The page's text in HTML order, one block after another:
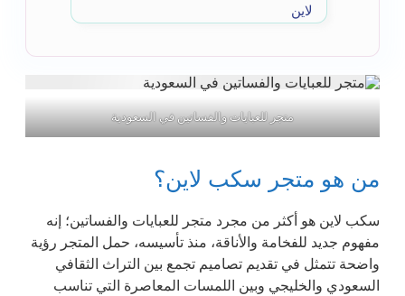
لاين
متجر للعبايات والفساتين في السعودية
من هو متجر سكب لاين؟
سكب لاين هو أكثر من مجرد متجر للعبايات والفساتين؛ إنه
مفهوم جديد للفخامة والأناقة، منذ تأسيسه، حمل المتجر رؤية
واضحة تتمثل في تقديم تصاميم تجمع بين التراث الثقافي
السعودي والخليجي وبين اللمسات المعاصرة التي تناسب